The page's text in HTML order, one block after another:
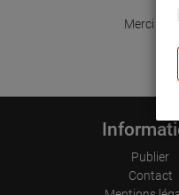
Merci
Publier
Contact